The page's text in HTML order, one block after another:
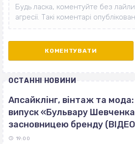
ОСТАННІ НОВИНИ
Апсайклінг, вінтаж та
випуск «Бульвару
засновницею бренду
19:00